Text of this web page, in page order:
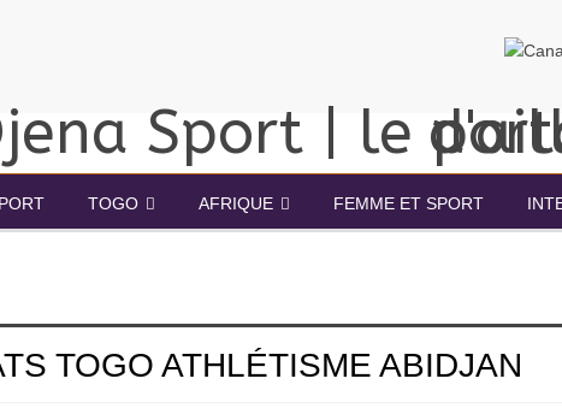
TOGO AFRIQUE FEMME ET SPORT
TOGO ATHLÉTISME ABIDJAN